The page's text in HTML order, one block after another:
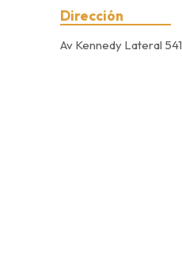
Dirección
Av Kennedy Lateral